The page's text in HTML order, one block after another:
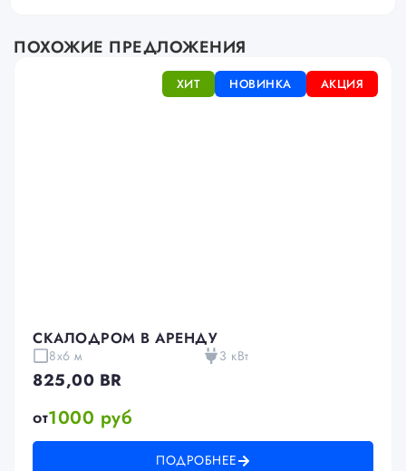
ПОХОЖИЕ ПРЕДЛОЖЕНИЯ
АКЦИЯ
НОВИНКА
ХИТ
СКАЛОДРОМ В АРЕНДУ
8x6 м 3 кВт
825,00 BR
от1000 руб
ПОДРОБНЕЕ